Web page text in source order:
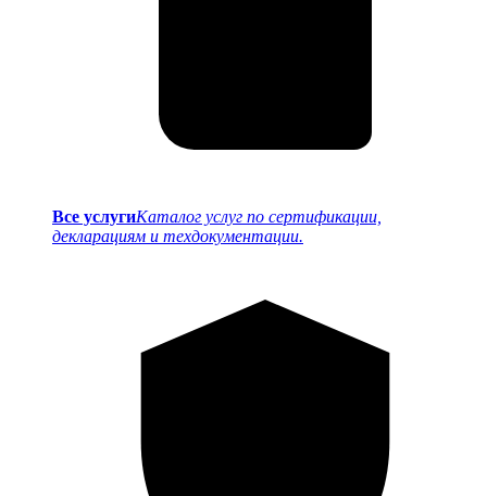
Все услугиКаталог услуг по сертификации,
декларациям и техдокументации.